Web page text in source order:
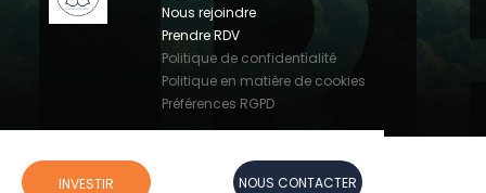
Nous rejoindre
Prendre RDV
Politique de confidentialité
Politique en matière de cookies
Préférences RGPD
INVESTIR NOUS CONTACTER